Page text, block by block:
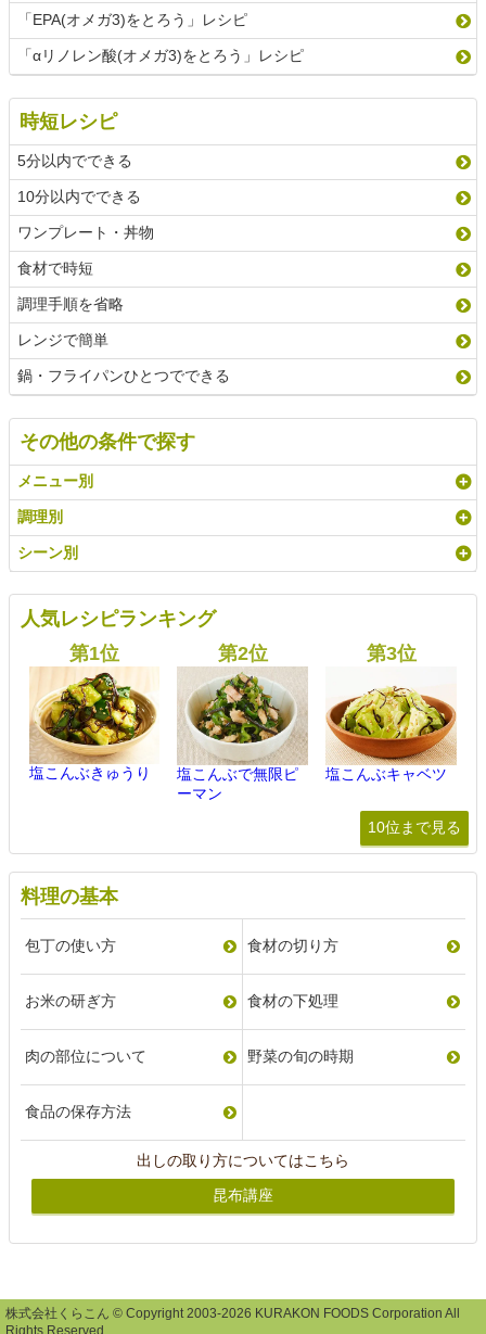
「EPA(オメガ3)をとろう」レシピ
「αリノレン酸(オメガ3)をとろう」レシピ
時短レシピ
5分以内でできる
10分以内でできる
ワンプレート・丼物
食材で時短
調理手順を省略
レンジで簡単
鍋・フライパンひとつでできる
その他の条件で探す
メニュー別
調理別
シーン別
人気レシピランキング
塩こんぶきゅうり
塩こんぶで無限ピ
ーマン
塩こんぶキャベツ
10位まで見る
料理の基本
包丁の使い方 食材の切り方
お米の研ぎ方 食材の下処理
肉の部位について 野菜の旬の時期
食品の保存方法
出しの取り方についてはこちら
昆布講座
株式会社くらこん © Copyright 2003-2026 KURAKON FOODS Corporation All
Rights Reserved.